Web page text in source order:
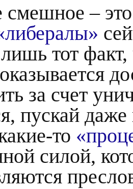
смешное –
тот
оказывается
за счет
пускай
то
силой,